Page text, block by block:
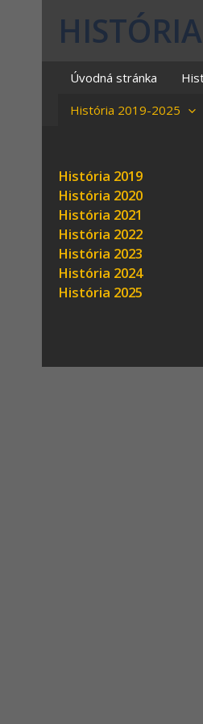
Úvodná stránka
História 2019-2025
História 2019
História 2020
História 2021
História 2022
História 2023
História 2024
História 2025